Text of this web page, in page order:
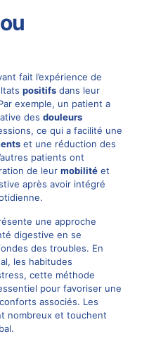
fait l’expérience de
positifsdans leur
exemple, un patient a
des douleurs
ce qui a facilité une
et une réduction des
patients ont
de leur mobilitéet
après avoir intégré
une approche
digestive en se
des troubles. En
les habitudes
cette méthode
pour favoriser une
associés. Les
nombreux et touchent